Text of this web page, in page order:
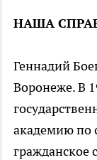
НАША
Геннадий
Воронеже. В
академию по
гражданское